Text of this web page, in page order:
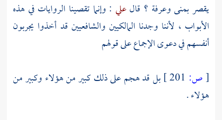
يقصربمنىوعرفة ؟ قالعلي : وإنما تقصينا الروايات في هذه
الأبواب ، لأننا وجدنا المالكيين والشافعيين قد أخذوا يجربون
أنفسهم في دعوى الإجماع على قولهم
[ص:
بل قد هجم على ذلك كبير من هؤلاء وكبير من
هؤلاء .